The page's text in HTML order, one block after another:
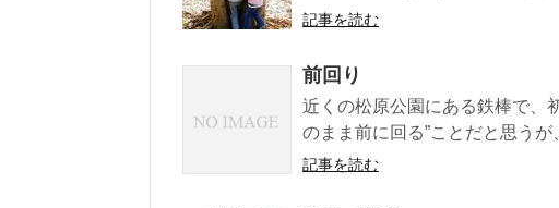
記事を読む
前回り
近くの松原公園にある鉄棒で、
のまま前に回る”ことだと思う
記事を読む